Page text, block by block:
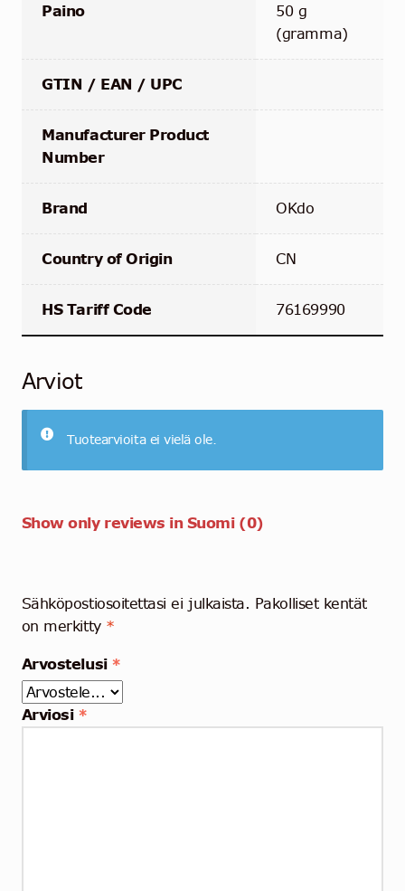
Paino
50 g
(gramma)
GTIN / EAN / UPC
Manufacturer Product
Number
Brand OKdo
Country of Origin CN
HS Tariff Code 76169990
Arviot
Tuotearvioita ei vielä ole.
Show only reviews in Suomi (0)
Sähköpostiosoitettasi ei julkaista. Pakolliset kentät
on merkitty *
Arvostelusi *
Arviosi *